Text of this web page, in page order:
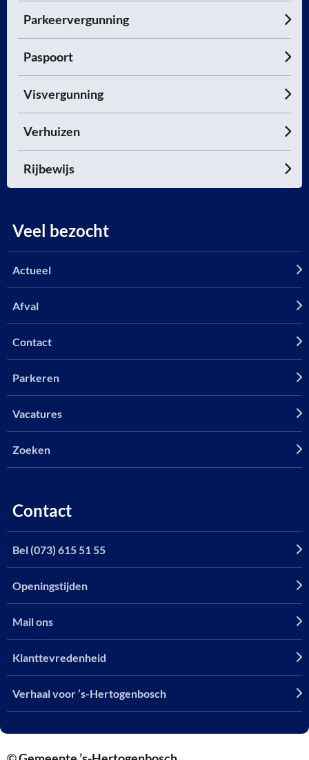
Parkeervergunning
Paspoort
Visvergunning
Verhuizen
Rijbewijs
Veel bezocht
Actueel
Afval
Contact
Parkeren
Vacatures
Zoeken
Contact
Bel (073) 615 51 55
Openingstijden
Mail ons
Klanttevredenheid
Verhaal voor ’s-Hertogenbosch